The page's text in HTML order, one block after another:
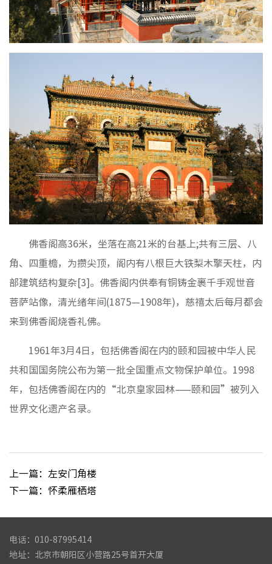
招聘信
佛香阁高36米，坐落在高21米的台基上;共有三层、八
角、四重檐，为攒尖顶，阁内有八根巨大铁梨木擎天柱，内
部建筑结构复杂[3]。佛香阁内供奉有铜铸金裹千手观世音
菩萨站像，清光绪年间(1875—1908年)，慈禧太后每月都会
来到佛香阁烧香礼佛。
1961年3月4日，包括佛香阁在内的颐和园被中华人民
共和国国务院公布为第一批全国重点文物保护单位。1998
年，包括佛香阁在内的“北京皇家园林——颐和园”被列入
世界文化遗产名录。
上一篇：左安门角楼
下一篇：怀柔雁栖塔
电话：010-87995414
地址：北京市朝阳区小营路25号首开大厦